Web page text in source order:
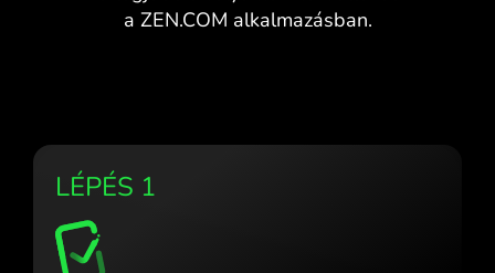
a ZEN.COM alkalmazásban.
LÉPÉS 1